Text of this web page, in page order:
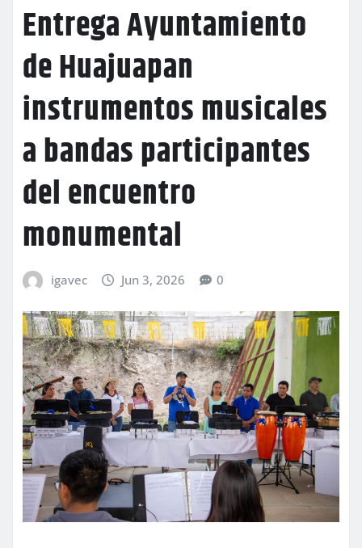
Entrega Ayuntamiento
de Huajuapan
instrumentos musicales
a bandas participantes
del encuentro
monumental
igavec Jun 3, 2026 0